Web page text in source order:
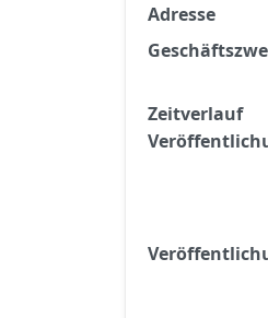
Adresse
Zeitverlauf